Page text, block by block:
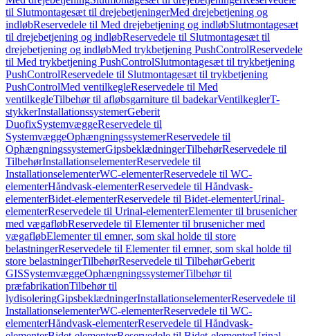
til Slutmontagesæt til drejebetjeningerMed drejebetjening og
indløbReservedele til Med drejebetjening og indløbSlutmontagesæt
til drejebetjening og indløbReservedele til Slutmontagesæt til
drejebetjening og indløbMed trykbetjening PushControlReservedele
til Med trykbetjening PushControlSlutmontagesæt til trykbetjening
PushControlReservedele til Slutmontagesæt til trykbetjening
PushControlMed ventilkegleReservedele til Med
ventilkegleTilbehør til afløbsgarniture til badekarVentilkeglerT-
stykkerInstallationssystemerGeberit
DuofixSystemvæggeReservedele til
SystemvæggeOphængningssystemerReservedele til
OphængningssystemerGipsbeklædningerTilbehørReservedele til
TilbehørInstallationselementerReservedele til
InstallationselementerWC-elementerReservedele til WC-
elementerHåndvask-elementerReservedele til Håndvask-
elementerBidet-elementerReservedele til Bidet-elementerUrinal-
elementerReservedele til Urinal-elementerElementer til brusenicher
med vægafløbReservedele til Elementer til brusenicher med
vægafløbElementer til emner, som skal holde til store
belastningerReservedele til Elementer til emner, som skal holde til
store belastningerTilbehørReservedele til TilbehørGeberit
GISSystemvæggeOphængningssystemerTilbehør til
præfabrikationTilbehør til
lydisoleringGipsbeklædningerInstallationselementerReservedele til
InstallationselementerWC-elementerReservedele til WC-
elementerHåndvask-elementerReservedele til Håndvask-